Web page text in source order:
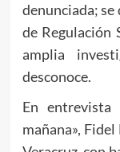
denunciada;
de Regulación
amplia
desconoce.
En
mañana»,